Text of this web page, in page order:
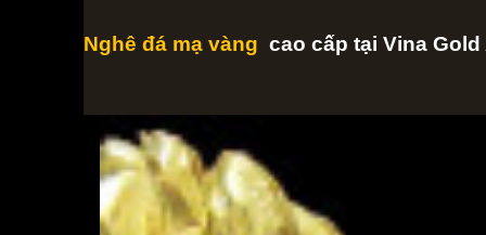
Nghê đá mạ vàng cao cấp tại Vina Gold